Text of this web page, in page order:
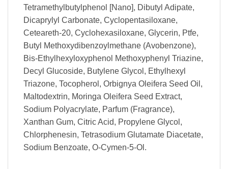
Tetramethylbutylphenol [Nano], Dibutyl Adipate,
Dicaprylyl Carbonate, Cyclopentasiloxane,
Ceteareth-20, Cyclohexasiloxane, Glycerin, Ptfe,
Butyl Methoxydibenzoylmethane (Avobenzone),
Bis-Ethylhexyloxyphenol Methoxyphenyl Triazine,
Decyl Glucoside, Butylene Glycol, Ethylhexyl
Triazone, Tocopherol, Orbignya Oleifera Seed Oil,
Maltodextrin, Moringa Oleifera Seed Extract,
Sodium Polyacrylate, Parfum (Fragrance),
Xanthan Gum, Citric Acid, Propylene Glycol,
Chlorphenesin, Tetrasodium Glutamate Diacetate,
Sodium Benzoate, O-Cymen-5-Ol.